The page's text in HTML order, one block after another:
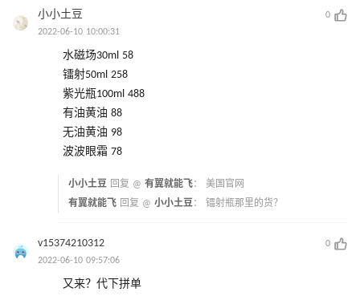
小小土豆
0
2022-06-10 10:00:31
水磁场30ml 58
镭射50ml 258
紫光瓶100ml 488
有油黄油 88
无油黄油 98
波波眼霜 78
小小土豆 回复 @ 有翼就能飞： 美国官网
有翼就能飞 回复 @ 小小土豆： 镭射瓶那里的货？
v15374210312
0
2022-06-10 09:57:06
又来？代下拼单